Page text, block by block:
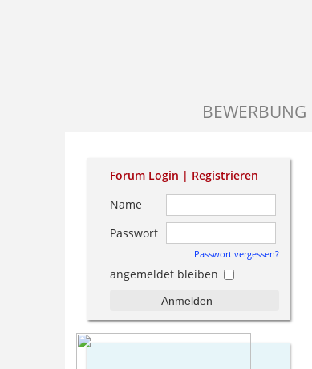
BEWERBUNG
Forum Login | Registrieren
Name
Passwort
Passwort vergessen?
angemeldet bleiben
Anmelden